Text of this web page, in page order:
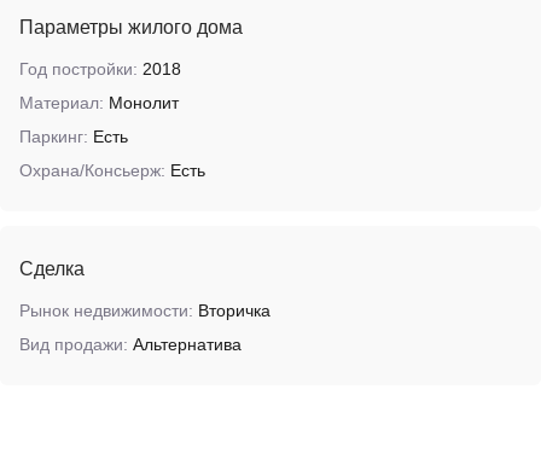
Параметры жилого дома
Год постройки: 2018
Материал: Монолит
Паркинг: Есть
Охрана/Консьерж: Есть
Сделка
Рынок недвижимости: Вторичка
Вид продажи: Альтернатива